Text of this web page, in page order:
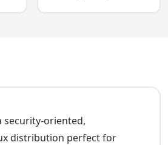
security-oriented,
distribution perfect for